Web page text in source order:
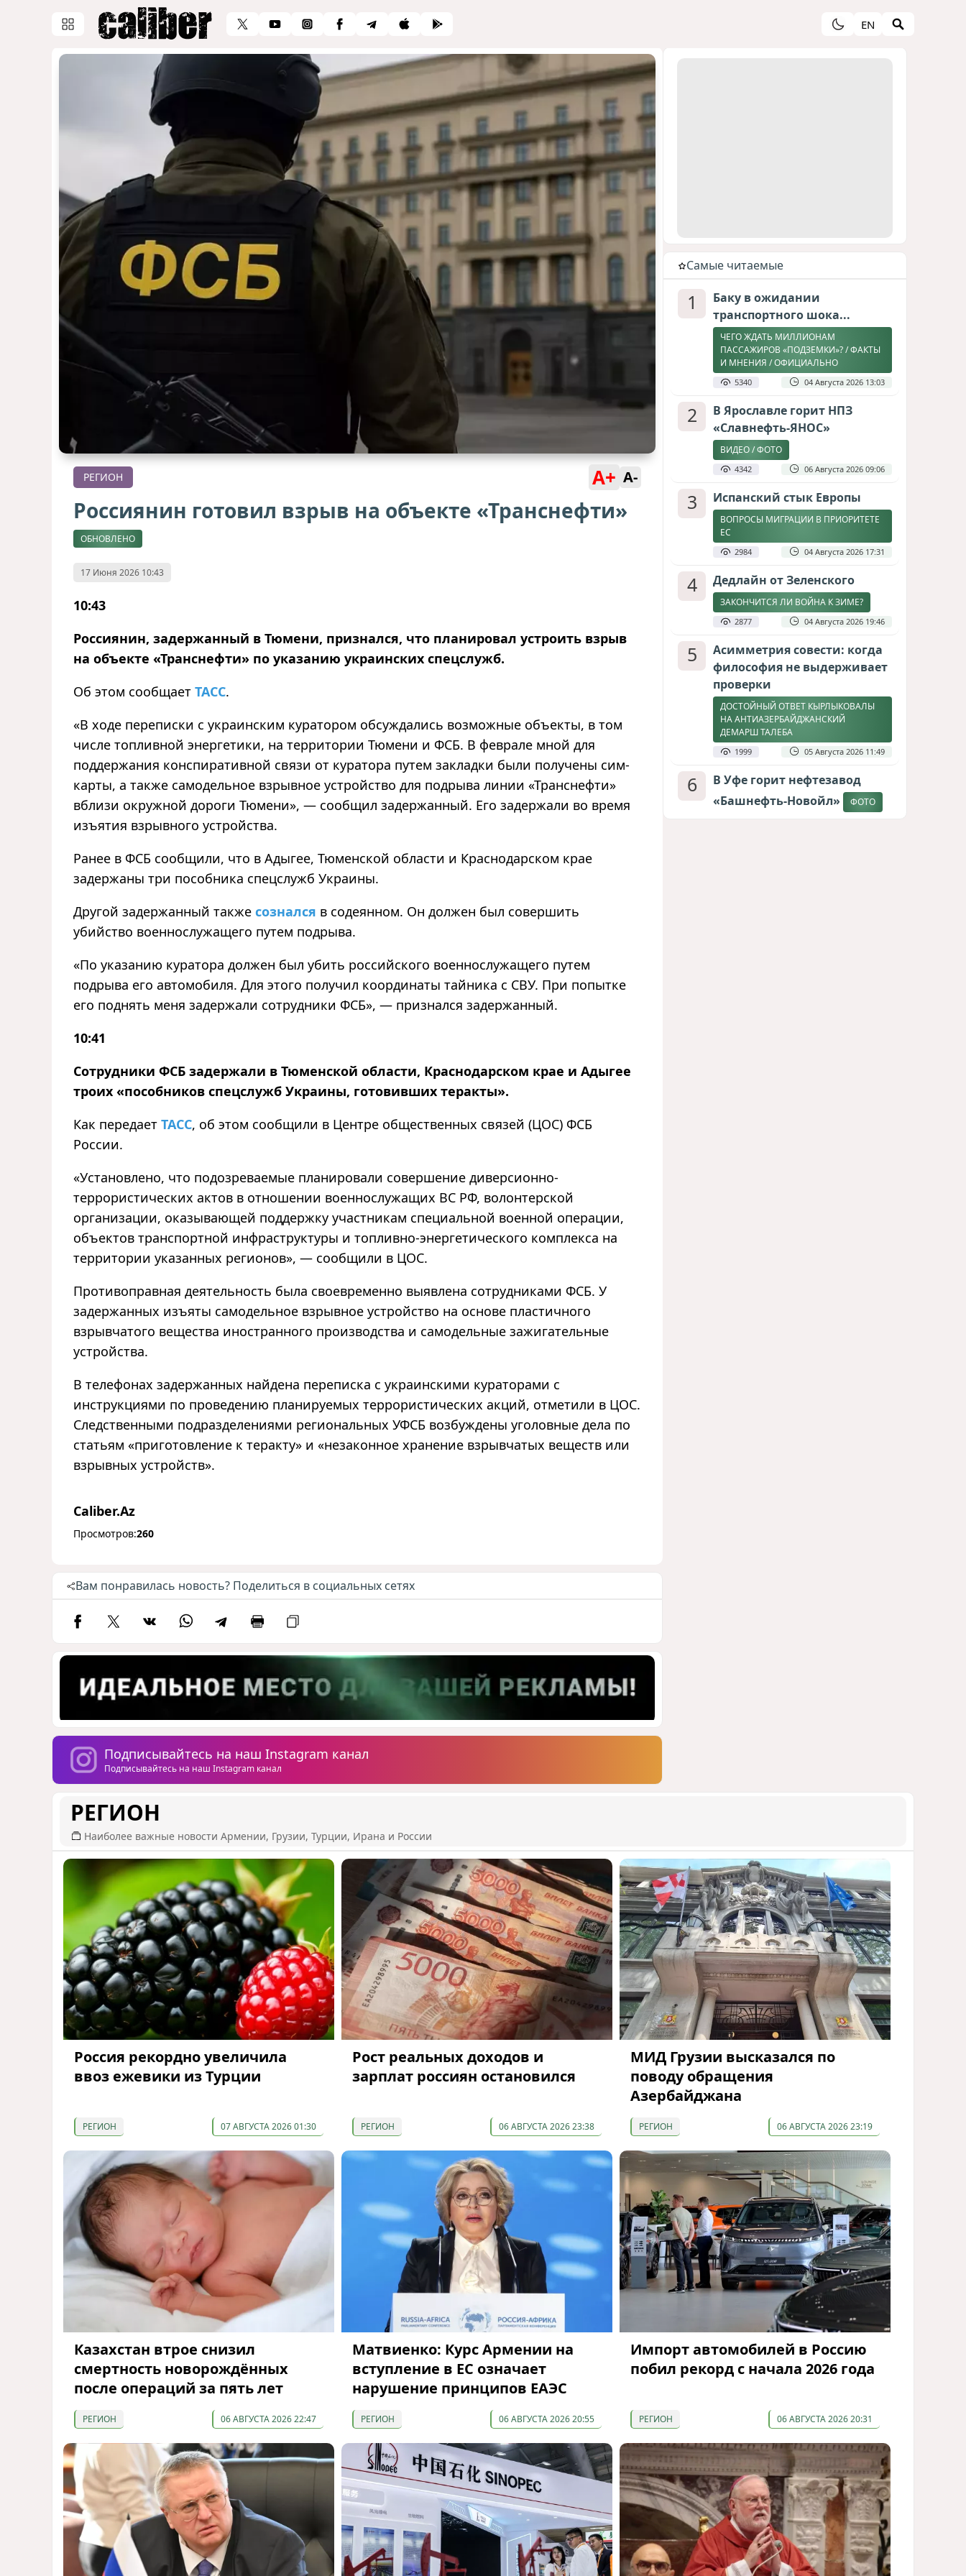
EN
РЕГИОН A+ A-
Россиянин готовил взрыв на объекте «Транснефти»
ОБНОВЛЕНО
17 Июня 2026 10:43
10:43
Россиянин, задержанный в Тюмени, признался, что планировал устроить взрыв
на объекте «Транснефти» по указанию украинских спецслужб.
Об этом сообщает ТАСС.
«В ходе переписки с украинским куратором обсуждались возможные объекты, в том
числе топливной энергетики, на территории Тюмени и ФСБ. В феврале мной для
поддержания конспиративной связи от куратора путем закладки были получены сим-
карты, а также самодельное взрывное устройство для подрыва линии «Транснефти»
вблизи окружной дороги Тюмени», — сообщил задержанный. Его задержали во время
изъятия взрывного устройства.
Ранее в ФСБ сообщили, что в Адыгее, Тюменской области и Краснодарском крае
задержаны три пособника спецслужб Украины.
Другой задержанный также сознался в содеянном. Он должен был совершить
убийство военнослужащего путем подрыва.
«По указанию куратора должен был убить российского военнослужащего путем
подрыва его автомобиля. Для этого получил координаты тайника с СВУ. При попытке
его поднять меня задержали сотрудники ФСБ», — признался задержанный.
10:41
Сотрудники ФСБ задержали в Тюменской области, Краснодарском крае и Адыгее
троих «пособников спецслужб Украины, готовивших теракты».
Как передает ТАСС, об этом сообщили в Центре общественных связей (ЦОС) ФСБ
России.
«Установлено, что подозреваемые планировали совершение диверсионно-
террористических актов в отношении военнослужащих ВС РФ, волонтерской
организации, оказывающей поддержку участникам специальной военной операции,
объектов транспортной инфраструктуры и топливно-энергетического комплекса на
территории указанных регионов», — сообщили в ЦОС.
Противоправная деятельность была своевременно выявлена сотрудниками ФСБ. У
задержанных изъяты самодельное взрывное устройство на основе пластичного
взрывчатого вещества иностранного производства и самодельные зажигательные
устройства.
В телефонах задержанных найдена переписка с украинскими кураторами с
инструкциями по проведению планируемых террористических акций, отметили в ЦОС.
Следственными подразделениями региональных УФСБ возбуждены уголовные дела по
статьям «приготовление к теракту» и «незаконное хранение взрывчатых веществ или
взрывных устройств».
Caliber.Az
Просмотров:260
Вам понравилась новость? Поделиться в социальных сетях
Подписывайтесь на наш Instagram канал
Подписывайтесь на наш Instagram канал
Cамые читаемые
1
Баку в ожидании
транспортного шока...
ЧЕГО ЖДАТЬ МИЛЛИОНАМ
ПАССАЖИРОВ «ПОДЗЕМКИ»? / ФАКТЫ
И МНЕНИЯ / ОФИЦИАЛЬНО
5340 04 Августа 2026 13:03
2
В Ярославле горит НПЗ
«Славнефть-ЯНОС»
ВИДЕО / ФОТО
4342 06 Августа 2026 09:06
3 Испанский стык Европы
ВОПРОСЫ МИГРАЦИИ В ПРИОРИТЕТЕ
ЕС
2984 04 Августа 2026 17:31
4 Дедлайн от Зеленского
ЗАКОНЧИТСЯ ЛИ ВОЙНА К ЗИМЕ?
2877 04 Августа 2026 19:46
5
Асимметрия совести: когда
философия не выдерживает
проверки
ДОСТОЙНЫЙ ОТВЕТ КЫРЛЫКОВАЛЫ
НА АНТИАЗЕРБАЙДЖАНСКИЙ
ДЕМАРШ ТАЛЕБА
1999 05 Августа 2026 11:49
6
В Уфе горит нефтезавод
«Башнефть-Новойл»
ФОТО
РЕГИОН
Наиболее важные новости Армении, Грузии, Турции, Ирана и России
Россия рекордно увеличила
ввоз ежевики из Турции
РЕГИОН 07 АВГУСТА 2026 01:30
Рост реальных доходов и
зарплат россиян остановился
РЕГИОН 06 АВГУСТА 2026 23:38
МИД Грузии высказался по
поводу обращения
Азербайджана
РЕГИОН 06 АВГУСТА 2026 23:19
Казахстан втрое снизил
смертность новорождённых
после операций за пять лет
РЕГИОН 06 АВГУСТА 2026 22:47
Матвиенко: Курс Армении на
вступление в ЕС означает
нарушение принципов ЕАЭС
РЕГИОН 06 АВГУСТА 2026 20:55
Импорт автомобилей в Россию
побил рекорд с начала 2026 года
РЕГИОН 06 АВГУСТА 2026 20:31